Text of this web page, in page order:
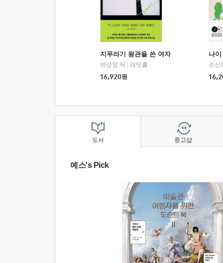
지푸라기 왕관을 쓴 여자
박상영 저
래빗홀
16,920원
나
조선
도서
예스's Pick
중고샵